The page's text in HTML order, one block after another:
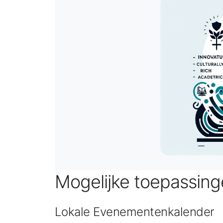
Mogelijke
Lokale Evenementenkalender